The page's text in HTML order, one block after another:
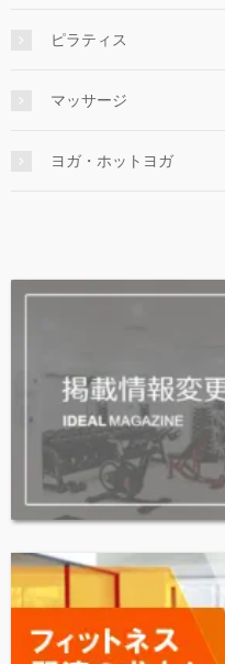
ピラティス
マッサージ
ヨガ・ホットヨガ